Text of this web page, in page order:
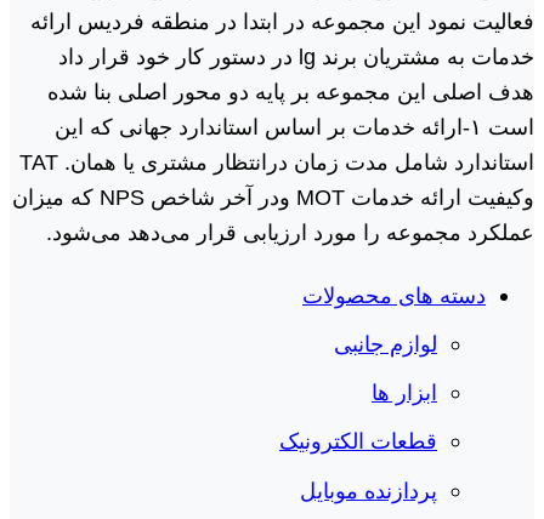
فعالیت نمود این مجموعه در ابتدا در منطقه فردیس ارائه
خدمات به مشتریان برند lg در دستور کار خود قرار داد
هدف اصلی این مجموعه بر پایه دو محور اصلی بنا شده
است ١-ارائه خدمات بر اساس استاندارد جهانی که این
استاندارد شامل مدت زمان درانتظار مشتری یا همان. TAT
وکیفیت ارائه خدمات MOT ودر آخر شاخص NPS که میزان
عملکرد مجموعه را مورد ارزیابی قرار می‌دهد می‌شود.
دسته های محصولات
لوازم جانبی
ابزار ها
قطعات الکترونیک
پردازنده موبایل